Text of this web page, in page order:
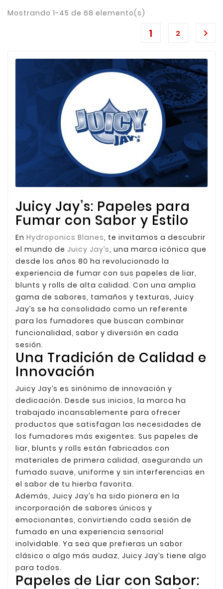
Mostrando 1-45 de 68 elemento(s)
1 2 
Juicy Jay’s: Papeles para
Fumar con Sabor y Estilo
En Hydroponics Blanes, te invitamos a descubrir
el mundo de Juicy Jay’s, una marca icónica que
desde los años 80 ha revolucionado la
experiencia de fumar con sus papeles de liar,
blunts y rolls de alta calidad. Con una amplia
gama de sabores, tamaños y texturas, Juicy
Jay’s se ha consolidado como un referente
para los fumadores que buscan combinar
funcionalidad, sabor y diversión en cada
sesión.
Una Tradición de Calidad e
Innovación
Juicy Jay’s es sinónimo de innovación y
dedicación. Desde sus inicios, la marca ha
trabajado incansablemente para ofrecer
productos que satisfagan las necesidades de
los fumadores más exigentes. Sus papeles de
liar, blunts y rolls están fabricados con
materiales de primera calidad, asegurando un
fumado suave, uniforme y sin interferencias en
el sabor de tu hierba favorita.
Además, Juicy Jay’s ha sido pionera en la
incorporación de sabores únicos y
emocionantes, convirtiendo cada sesión de
fumado en una experiencia sensorial
inolvidable. Ya sea que prefieras un sabor
clásico o algo más audaz, Juicy Jay’s tiene algo
para todos.
Papeles de Liar con Sabor: